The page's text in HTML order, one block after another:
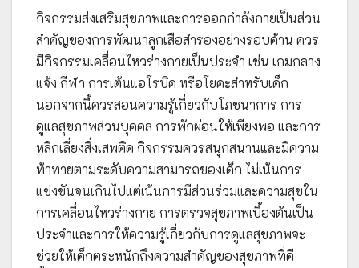
กิจกรรมส่งเสริมสุขภาพและการออกกำลังกายเป็นส่วน
สำคัญของการพัฒนาลูกเสือสำรองอย่างรอบด้าน ควร
มีกิจกรรมเคลื่อนไหวร่างกายเป็นประจำ เช่น เกมกลาง
แจ้ง กีฬา การเต้นแอโรบิค หรือโยคะสำหรับเด็ก
นอกจากนี้ควรสอนความรู้เกี่ยวกับโภชนาการ การ
ดูแลสุขภาพส่วนบุคคล การพักผ่อนให้เพียงพอ และการ
หลีกเลี่ยงสิ่งเสพติด กิจกรรมควรสนุกสนานและมีความ
ท้าทายตามระดับความสามารถของเด็ก ไม่เน้นการ
แข่งขันจนเกินไปแต่เน้นการมีส่วนร่วมและความสุขใน
การเคลื่อนไหวร่างกาย การตรวจสุขภาพเบื้องต้นเป็น
ประจำและการให้ความรู้เกี่ยวกับการดูแลสุขภาพจะ
ช่วยให้เด็กตระหนักถึงความสำคัญของสุขภาพที่ดี